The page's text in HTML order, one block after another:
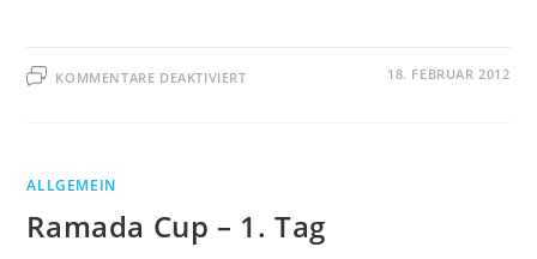
KOMMENTARE DEAKTIVIERTFÜR 18. FEBRUAR 2012
ALLGEMEIN
Ramada Cup – 1. Tag